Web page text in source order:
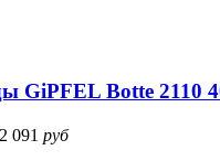
GiPFEL Botte 2110
2 091 руб